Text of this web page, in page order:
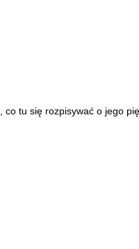
tu się rozpisywać o jego